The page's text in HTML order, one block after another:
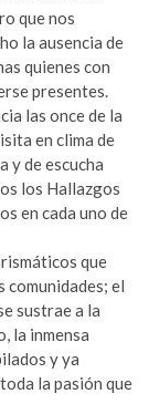
que nos
la ausencia de
quienes con
presentes.
las once de la
en clima de
y de escucha
los Hallazgos
en cada uno de
que
comunidades; el
sustrae a la
la inmensa
y ya
la pasión que